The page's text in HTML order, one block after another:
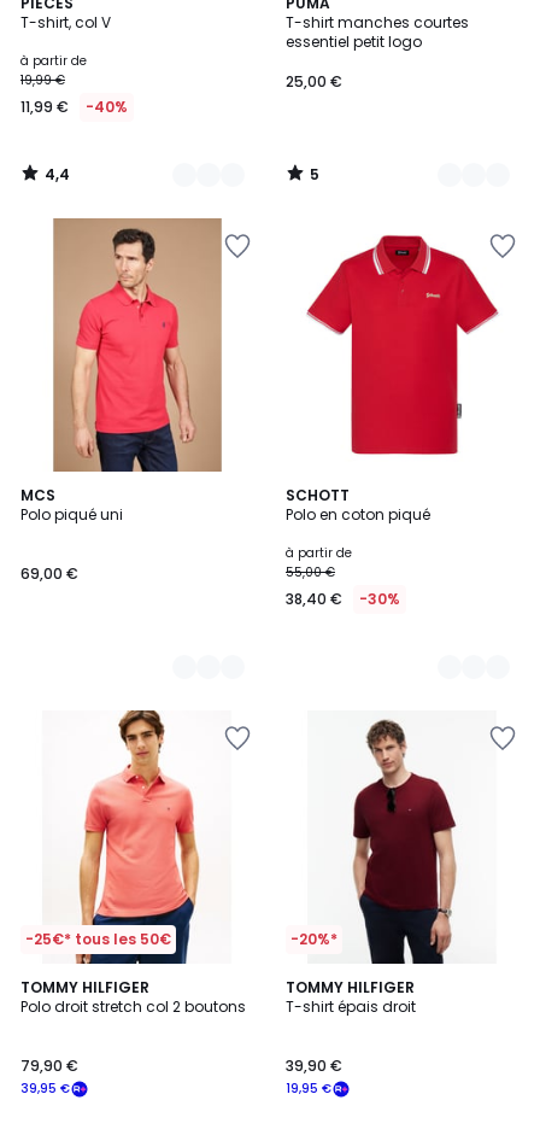
T-shirt, col V
à partir de
19,99 €
11,99 € -40%
/ 5
5
Couleurs
4,4
/
T-shirt manches courtes
essentiel petit logo
25,00 €
/
5
5
Couleurs
5
/
MCS
Polo piqué uni
69,00 €
24
Couleurs
SCHOTT
Polo en coton piqué
à partir de
55,00 €
38,40 € -30%
7
Couleurs
-25€* tous les 50€
TOMMY HILFIGER
Polo droit stretch col 2 boutons
39,95 €
79,90 €
3,7
/ 5
5
Couleurs
-20%*
TOMMY HILFIGER
T-shirt épais droit
19,95 €
39,90 €
3,3
/ 5
11
Couleurs